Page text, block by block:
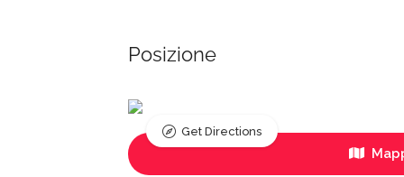
Posizione
Get Directions